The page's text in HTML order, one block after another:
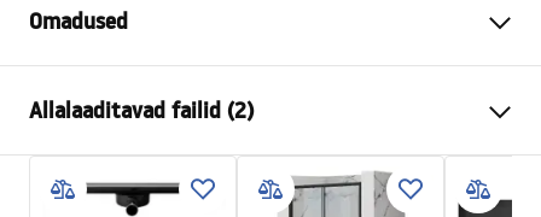
Omadused
Paigaldusviis
Värv
Must
Materjal
Messing, ABS
Allalaaditavad failid (2)
Kokkupaneku juhised